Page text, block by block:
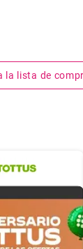
la lista de